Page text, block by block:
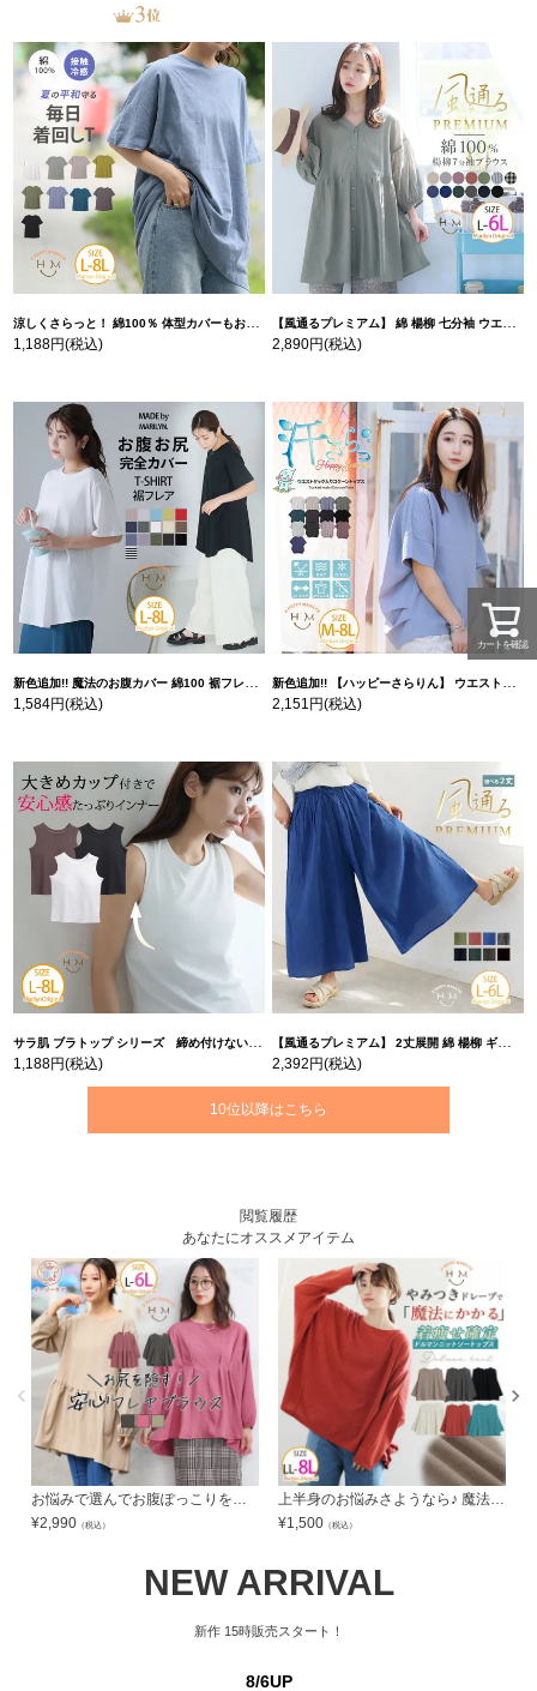
涼しくさらっと！ 綿100％ 体型カバーもお洒落も叶える 風合いコットン ゆるシルエット ドルマン | 大きいサイズの通販ならハッピーマリリン
1,188円(税込)
【風通るプレミアム】 綿 楊柳 七分袖 ウエストギャザー ブラウス | 大きいサイズの通販ならハッピーマリリン
2,890円(税込)
新色追加!! 魔法のお腹カバー 綿100 裾フレア Tシャツ | 大きいサイズの通販ならハッピーマリリン
1,584円(税込)
新色追加!! 【ハッピーさらりん】 ウエストタック入り スッキリ魅せ コクーントップス | 大きいサイズの通販ならハッピーマリリン
2,151円(税込)
サラ肌 ブラトップ シリーズ 締め付けない リブ タンクトップ | 大きいサイズの通販ならハッピーマリリン
1,188円(税込)
【風通るプレミアム】 2丈展開 綿 楊柳 ギャザー フレア スカンツ 【ウェストゴム】 | 大きいサイズの通販ならハッピーマリリン
2,392円(税込)
10位以降はこちら
閲覧履歴
あなたにオススメアイテム
お悩みで選んでお腹ぽっこりをスッキリに！ 使いやすいから 「安心ブラウス」 | 大きいサイズの通販ならハッピーマリリン
¥2,990 （税込）
上半身のお悩みさようなら♪ 魔法にかかる ドルマントップス ニットソーバージョン | 大きいサイズの通販ならハッピーマリリン
¥1,500 （税込）
NEW ARRIVAL
新作 15時販売スタート！
8/6UP
カートを確認